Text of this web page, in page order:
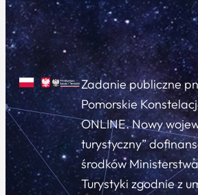
Zadanie publiczne
Pomorskie
ONLINE. Nowy
turystyczny”
środków
Turystyki zgodnie z